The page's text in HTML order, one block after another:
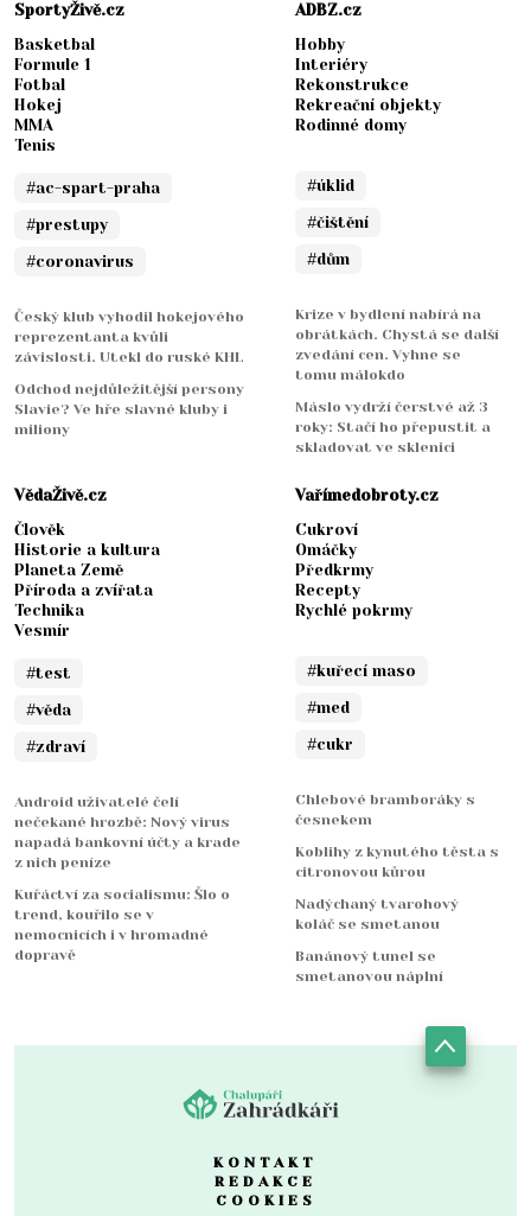
SportyŽivě.cz
Basketbal
Formule 1
Fotbal
Hokej
MMA
Tenis
#ac-spart-praha
#prestupy
#coronavirus
Český klub vyhodil hokejového
reprezentanta kvůli
závislosti. Utekl do ruské KHL
Odchod nejdůležitější persony
Slavie? Ve hře slavné kluby i
miliony
ADBZ.cz
Hobby
Interiéry
Rekonstrukce
Rekreační objekty
Rodinné domy
#úklid
#čištění
#dům
Krize v bydlení nabírá na
obrátkách. Chystá se další
zvedání cen. Vyhne se
tomu málokdo
Máslo vydrží čerstvé až 3
roky: Stačí ho přepustit a
skladovat ve sklenici
VědaŽivě.cz
Člověk
Historie a kultura
Planeta Země
Příroda a zvířata
Technika
Vesmír
#test
#věda
#zdraví
Android uživatelé čelí
nečekané hrozbě: Nový virus
napadá bankovní účty a krade
z nich peníze
Kuřáctví za socialismu: Šlo o
trend, kouřilo se v
nemocnicích i v hromadné
dopravě
Vařímedobroty.cz
Cukroví
Omáčky
Předkrmy
Recepty
Rychlé pokrmy
#kuřecí maso
#med
#cukr
Chlebové bramboráky s
česnekem
Koblihy z kynutého těsta s
citronovou kůrou
Nadýchaný tvarohový
koláč se smetanou
Banánový tunel se
smetanovou náplní
KONTAKT
REDAKCE
COOKIES